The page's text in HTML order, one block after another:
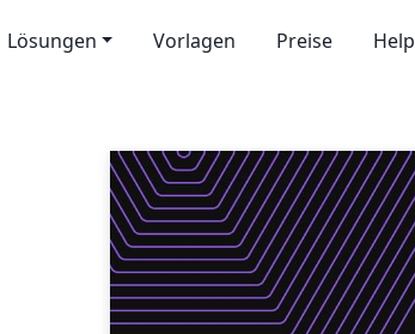
Lösungen Vorlagen Preise